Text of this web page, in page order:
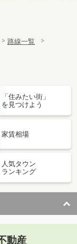
路線一覧
「住みたい街」
を見つけよう
家賃相場
人気タウン
ランキング
動産